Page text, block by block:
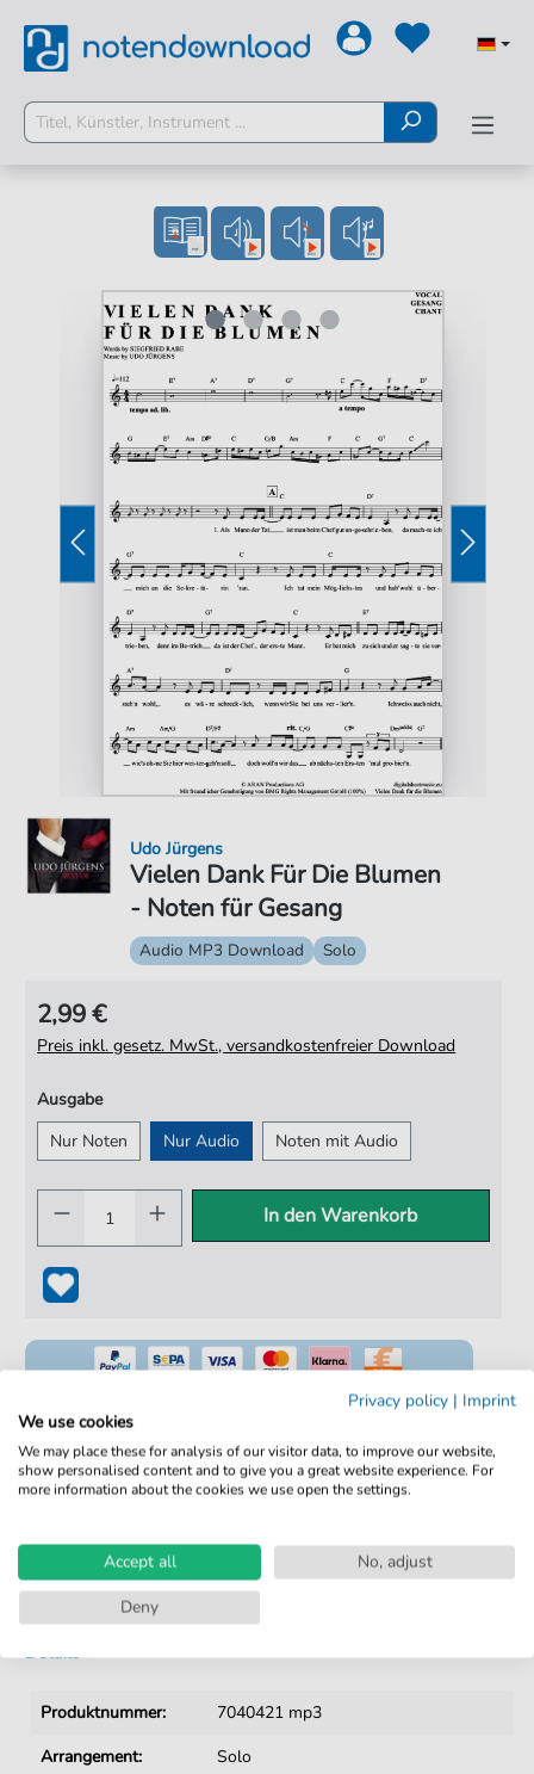
Vielen Dank Für Die Blumen
- Noten für Gesang
Udo Jürgens
Audio MP3 Download Solo
2,99 €
Preis inkl. gesetz. MwSt., versandkostenfreier Download
Ausgabe
Nur Noten
Nur Audio Noten mit Audio
In den Warenkorb
100% Legal & Lizenziert
Kein Abo. Fairer Einzelkauf.
Sofortiger Download nach Kauf
Details
Produktnummer:
7040421 mp3
Arrangement:
Solo
Privacy policy | Imprint
We use cookies
We may place these for analysis of our visitor data, to improve our website,
show personalised content and to give you a great website experience. For
more information about the cookies we use open the settings.
Accept all
No, adjust
Deny